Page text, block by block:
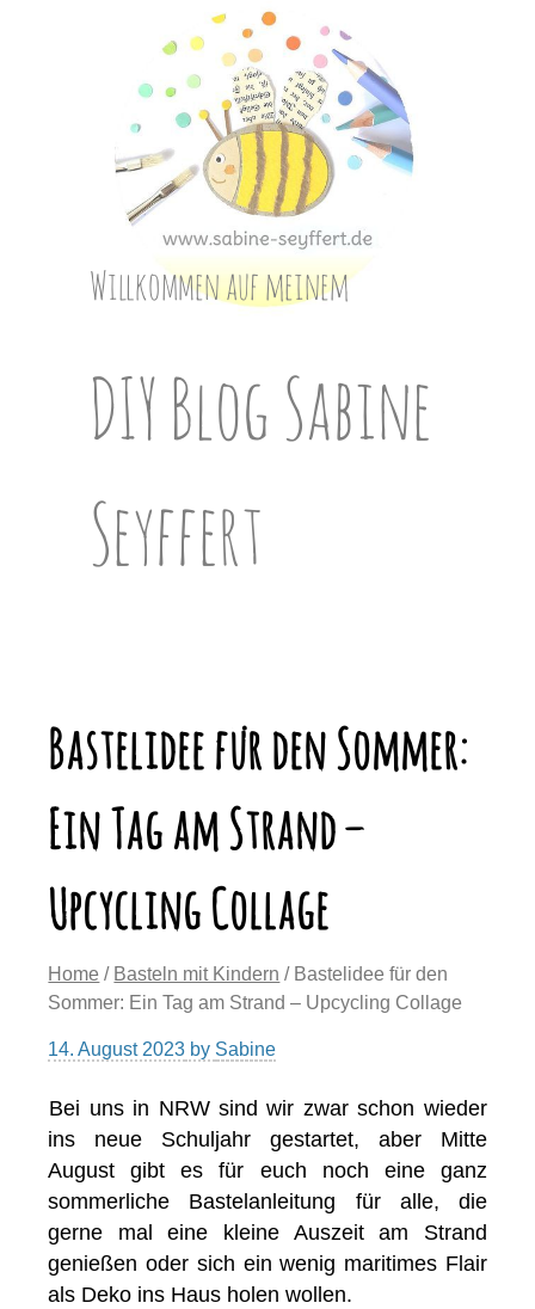
Willkommen auf meinem
DIY Blog Sabine
Seyffert
Bastelidee für den Sommer:
Ein Tag am Strand –
Upcycling Collage
Home / Basteln mit Kindern / Bastelidee für den
Sommer: Ein Tag am Strand – Upcycling Collage
14. August 2023 by Sabine
Bei uns in NRW sind wir zwar schon wieder
ins neue Schuljahr gestartet, aber Mitte
August gibt es für euch noch eine ganz
sommerliche Bastelanleitung für alle, die
gerne mal eine kleine Auszeit am Strand
genießen oder sich ein wenig maritimes Flair
als Deko ins Haus holen wollen.